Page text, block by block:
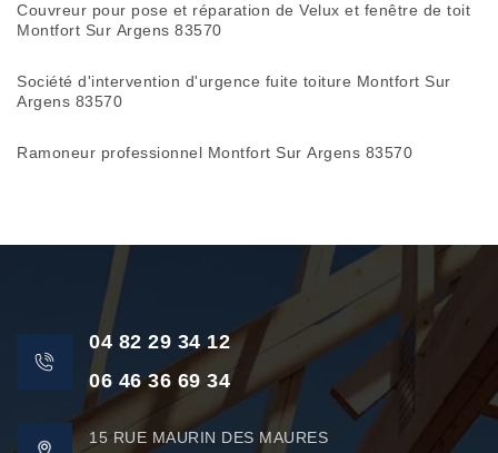
Couvreur pour pose et réparation de Velux et fenêtre de toit
Montfort Sur Argens 83570
Société d'intervention d'urgence fuite toiture Montfort Sur
Argens 83570
Ramoneur professionnel Montfort Sur Argens 83570
04 82 29 34 12
06 46 36 69 34
15 RUE MAURIN DES MAURES